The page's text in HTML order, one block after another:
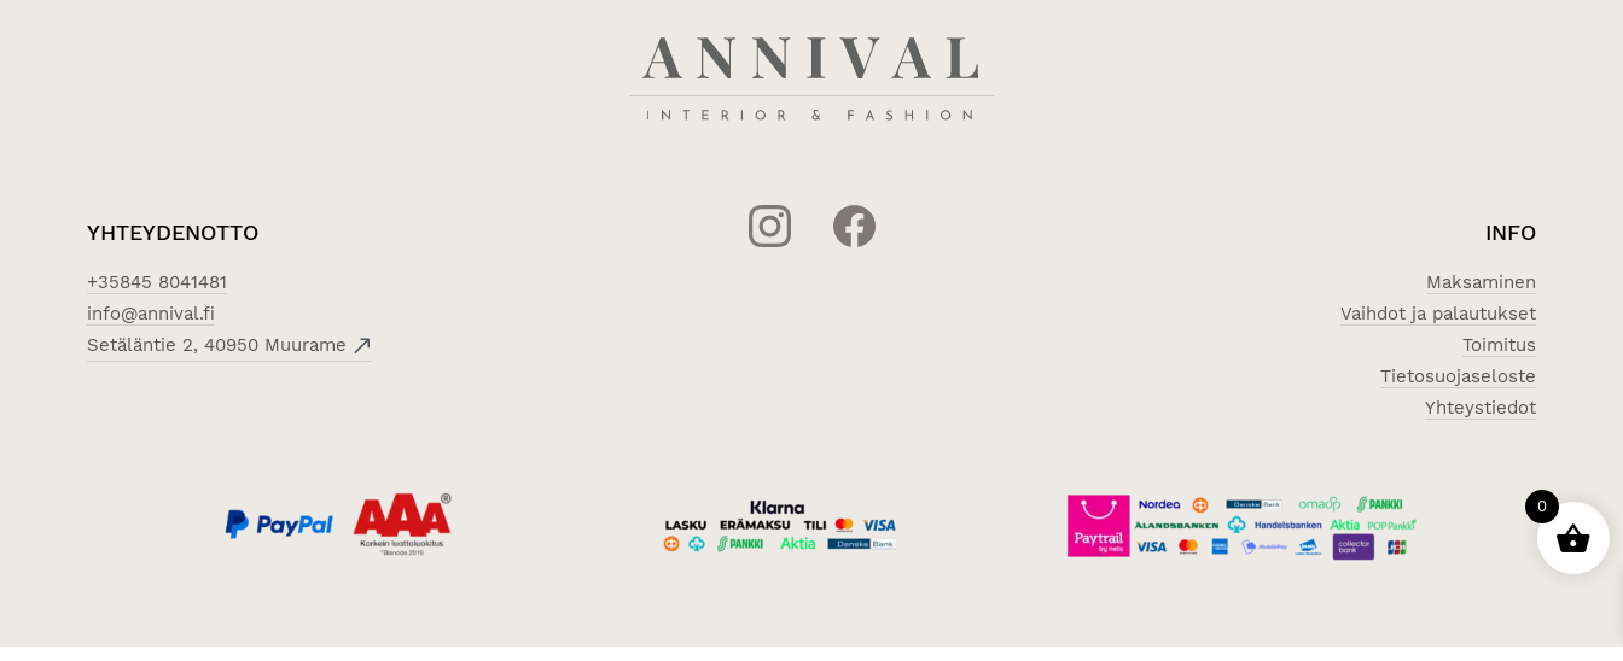
0
YHTEYDENOTTO
+35845 8041481
info@annival.fi
Setäläntie 2, 40950 Muurame
INFO
Maksaminen
Vaihdot ja palautukset
Toimitus
Tietosuojaseloste
Yhteystiedot